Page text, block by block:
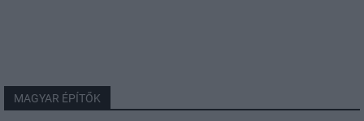
MAGYAR ÉPÍTŐK